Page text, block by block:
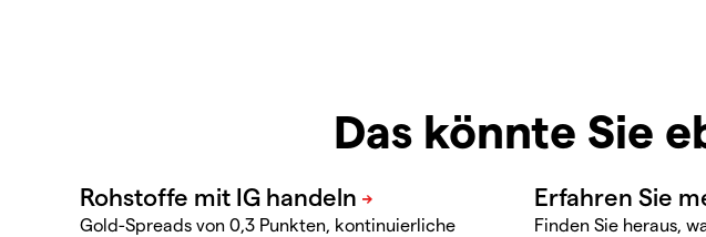
Das könnte Sie
Gold-Spreads von 0,3 Punkten, kontinuierliche
Finden Sie heraus,